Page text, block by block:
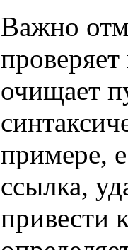
Важно
очищает
примере,
ссылка,
привести